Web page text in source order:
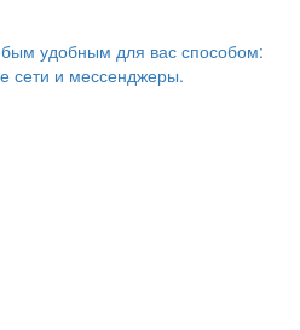
удобным для вас способом:
сети и мессенджеры.